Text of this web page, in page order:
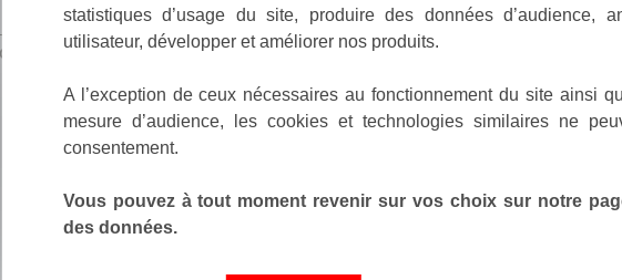
statistiques d’usage du site, produire des données d’audience,
utilisateur, développer et améliorer nos produits.
A l’exception de ceux nécessaires au fonctionnement du site ainsi
mesure d’audience, les cookies et technologies similaires ne
consentement.
Vous pouvez à tout moment revenir sur vos choix sur notre
des données.